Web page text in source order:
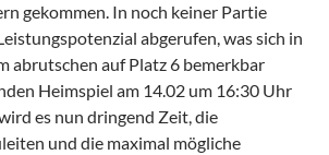
gekommen. In noch keiner Partie
abgerufen, was sich in
abrutschen auf Platz 6 bemerkbar
Heimspiel am 14.02 um 16:30 Uhr
es nun dringend Zeit, die
und die maximal mögliche